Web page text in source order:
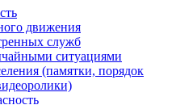
движения
служб
ситуациями
(памятки, порядок